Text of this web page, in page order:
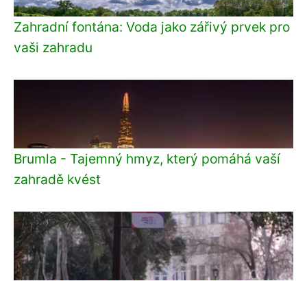
Zahradní fontána: Voda jako zářivý prvek pro
vaši zahradu
Brumla - Tajemný hmyz, který pomáhá vaší
zahradě kvést